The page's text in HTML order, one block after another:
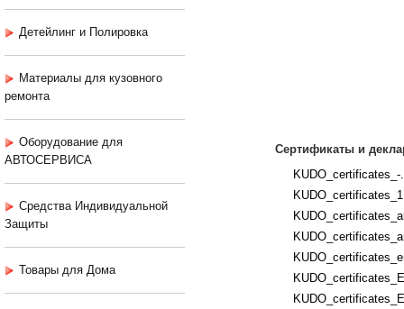
Детейлинг и Полировка
Материалы для кузовного
ремонта
Оборудование для
АВТОСЕРВИСА
Средства Индивидуальной
Защиты
Товары для Дома
Сертификаты и
KUDO_certificates_-